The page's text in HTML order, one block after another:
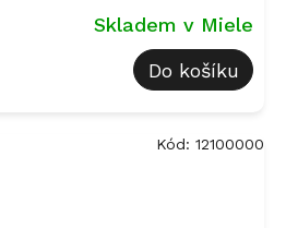
Skladem v Miele
Do košíku
Kód: 12100000